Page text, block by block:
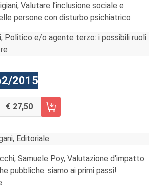
Valutare l’inclusione sociale e
persone con disturbo psichiatrico
Politico e/o agente terzo: i possibili ruoli
2015
27,50
FASCICOLO 62/2015
Editoriale
Samuele Poy, Valutazione d'impatto
pubbliche: siamo ai primi passi!